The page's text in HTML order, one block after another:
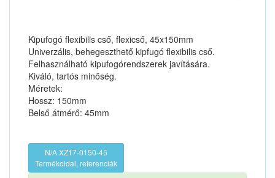
Kipufogó flexibilis cső, flexicső, 45x150mm
Univerzális, behegeszthető kipfugó flexibilis cső.
Felhasználható kipufogórendszerek javítására.
Kiváló, tartós minőség.
Méretek:
Hossz: 150mm
Belső átmérő: 45mm
N/A XZ17-0150-45
Termékoldal, referenciák